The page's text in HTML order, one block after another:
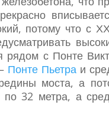
потому что с
рядом с Понте
Понте Пьетра и
моста, а
по 32 метра, а